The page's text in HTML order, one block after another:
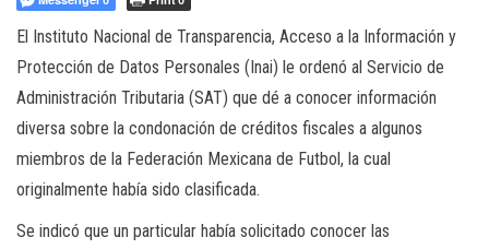
c
El Instituto Nacional de Transparencia, Acceso a la Información y
Protección de Datos Personales (Inai) le ordenó al Servicio de
Administración Tributaria (SAT) que dé a conocer información
diversa sobre la condonación de créditos fiscales a algunos
miembros de la Federación Mexicana de Futbol, la cual
originalmente había sido clasificada.
Se indicó que un particular había solicitado conocer las